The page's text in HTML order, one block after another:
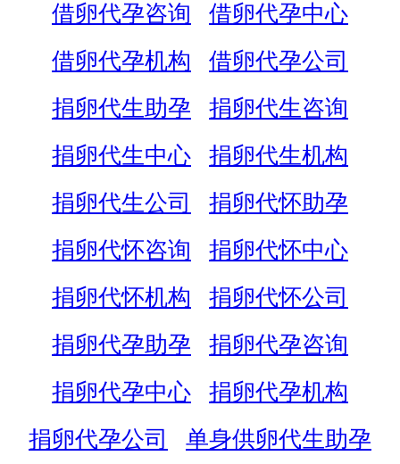
借卵代孕咨询
借卵代孕中心
借卵代孕机构
借卵代孕公司
捐卵代生助孕
捐卵代生咨询
捐卵代生中心
捐卵代生机构
捐卵代生公司
捐卵代怀助孕
捐卵代怀咨询
捐卵代怀中心
捐卵代怀机构
捐卵代怀公司
捐卵代孕助孕
捐卵代孕咨询
捐卵代孕中心
捐卵代孕机构
捐卵代孕公司
单身供卵代生助孕